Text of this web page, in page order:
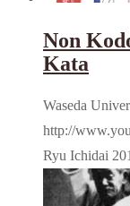
Non
Kata
Waseda
http://
Ryu Ichidai